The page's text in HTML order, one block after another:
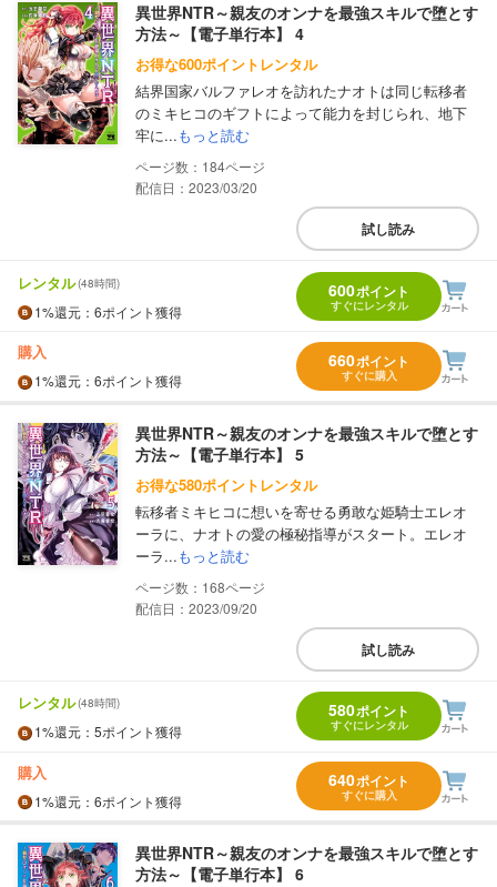
異世界NTR～親友のオンナを最強スキルで堕とす
方法～【電子単行本】 4
お得な600ポイントレンタル
結界国家バルファレオを訪れたナオトは同じ転移者
のミキヒコのギフトによって能力を封じられ、地下
牢に...もっと読む
184
配信日：2023/03/20
試し読み
レンタル(48時間)
1%還元 ：6ポイント獲得
600ポイント
すぐにレンタル
購入
1%還元 ：6ポイント獲得
660ポイント
すぐに購入
異世界NTR～親友のオンナを最強スキルで堕とす
方法～【電子単行本】 5
お得な580ポイントレンタル
転移者ミキヒコに想いを寄せる勇敢な姫騎士エレオ
ーラに、ナオトの愛の極秘指導がスタート。エレオ
ーラ...もっと読む
168
配信日：2023/09/20
試し読み
レンタル(48時間)
1%還元 ：5ポイント獲得
580ポイント
すぐにレンタル
購入
1%還元 ：6ポイント獲得
640ポイント
すぐに購入
異世界NTR～親友のオンナを最強スキルで堕とす
方法～【電子単行本】 6